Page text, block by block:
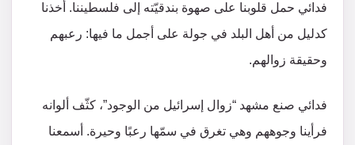
فدائي حمل قلوبنا على صهوة بندقيّته إلى فلسطيننا. أخذنا
كدليل من أهل البلد في جولة على أجمل ما فيها: رعبهم
وحقيقة زوالهم.
فدائي صنع مشهد “زوال إسرائيل من الوجود”، كثّف ألوانه
فرأينا وجوههم وهي تغرق في سمّها رعبًا وحيرة. أسمعنا